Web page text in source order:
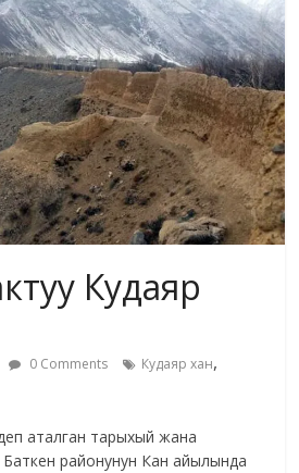
Кудаяр
0 Comments Кудаяр хан,
аталган тарыхый жана
районунун Кан айылында